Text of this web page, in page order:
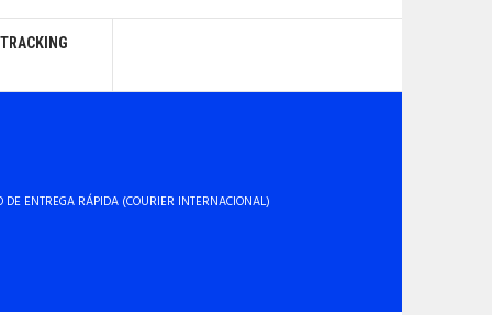
DE ENTREGA RÁPIDA (COURIER INTERNACIONAL)